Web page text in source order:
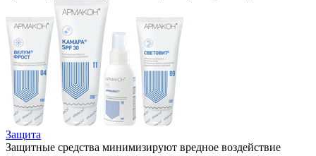
Защита
Защитные средства минимизируют вредное воздействие